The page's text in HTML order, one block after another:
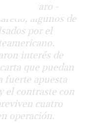
Querétaro -
algunos de
por el
interés de
que puedan
fuerte apuesta
el contraste con
cuatro
operación.